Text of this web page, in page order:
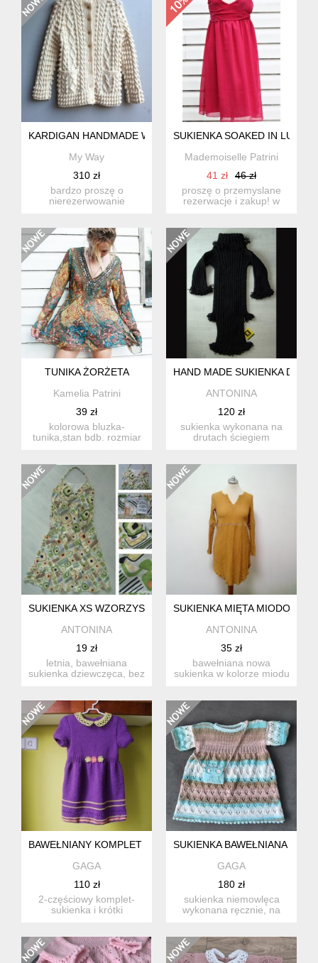
KARDIGAN HANDMADE WEŁNA
My Way
310 zł
bardzo proszę o
nierezerwowanie
SUKIENKA SOAKED IN
Mademoiselle Patrini
41 zł
46 zł
proszę o przemyslane
rezerwacje i zakup! w
TUNIKA ŻORŻETA
Kamelia Patrini
39 zł
kolorowa bluzka-
tunika,stan bdb. rozmiar
HAND MADE SUKIENKA
ANTONINA
120 zł
sukienka wykonana na
drutach ściegiem
SUKIENKA XS WZORZYSTA W ZIELENIACH
ANTONINA
19 zł
letnia, bawełniana
sukienka dziewczęca, bez
SUKIENKA MIĘTA MIODOWA
ANTONINA
35 zł
bawełniana nowa
sukienka w kolorze miodu
BAWEŁNIANY KOMPLET "FIOLETOWY"
GAGA
110 zł
2-częściowy komplet-
sukienka i krótki
SUKIENKA BAWEŁNIANA Z
GAGA
180 zł
sukienka niemowlęca
wykonana ręcznie, na